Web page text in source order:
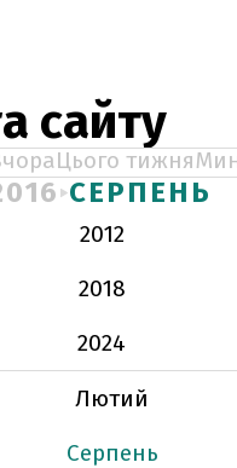
сайту
Цього тижня
СЕРПЕНЬ
2012
2018
2024
Лютий
Серпень